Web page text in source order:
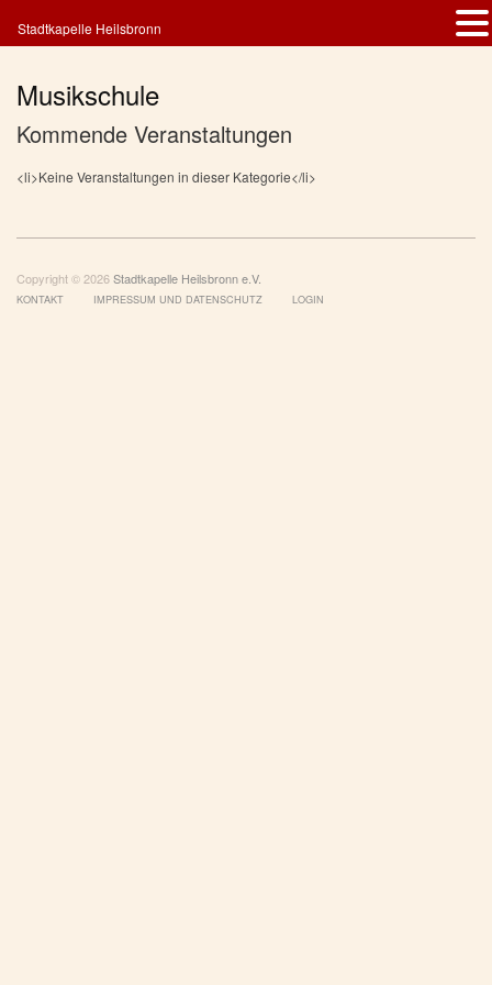
Musikschule
Kommende Veranstaltungen
<li>Keine Veranstaltungen in dieser Kategorie</li>
Copyright © 2026Stadtkapelle Heilsbronn e.V.
KONTAKT IMPRESSUM UND DATENSCHUTZ LOGIN
Stadtkapelle Heilsbronn